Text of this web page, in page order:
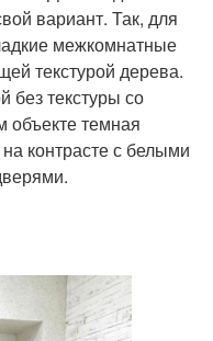
вариант. Так, для
межкомнатные
текстурой дерева.
без текстуры со
объекте темная
контрасте с белыми